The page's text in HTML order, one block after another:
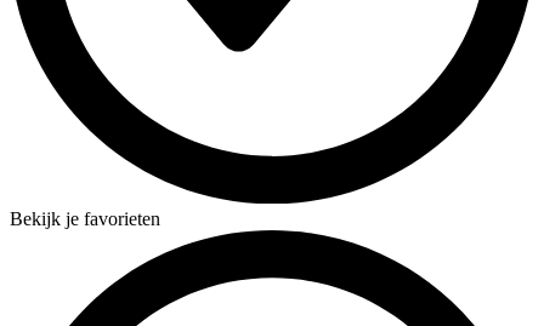
Bekijk je favorieten